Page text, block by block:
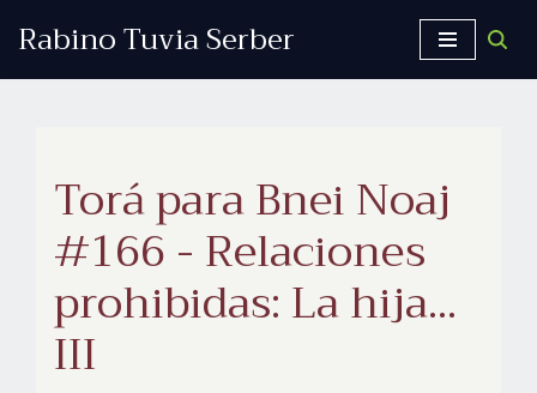
Rabino Tuvia Serber
Torá para Bnei Noaj
#166 - Relaciones
prohibidas: La hija...
III